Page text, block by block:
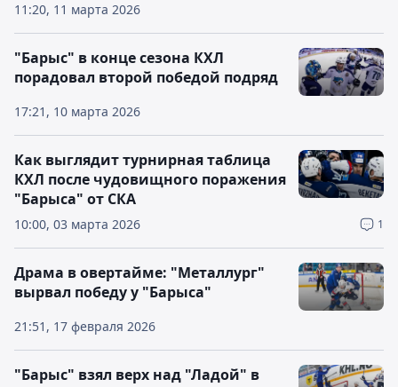
11:20, 11 марта 2026
17:21, 10 марта 2026
"Барыс" в конце сезона КХЛ
порадовал второй победой подряд
10:00, 03 марта 2026 1
Как выглядит турнирная таблица
КХЛ после чудовищного поражения
"Барыса" от СКА
21:51, 17 февраля 2026
Драма в овертайме: "Металлург"
вырвал победу у "Барыса"
"Барыс" взял верх над "Ладой" в